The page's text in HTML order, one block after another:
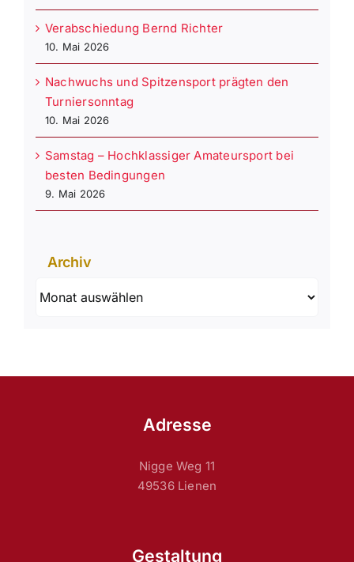
Verabschiedung Bernd Richter
10. Mai 2026
Nachwuchs und Spitzensport prägten den
Turniersonntag
10. Mai 2026
Samstag – Hochklassiger Amateursport bei
besten Bedingungen
9. Mai 2026
Archiv
Adresse
Nigge Weg 11
49536 Lienen
Gestaltung